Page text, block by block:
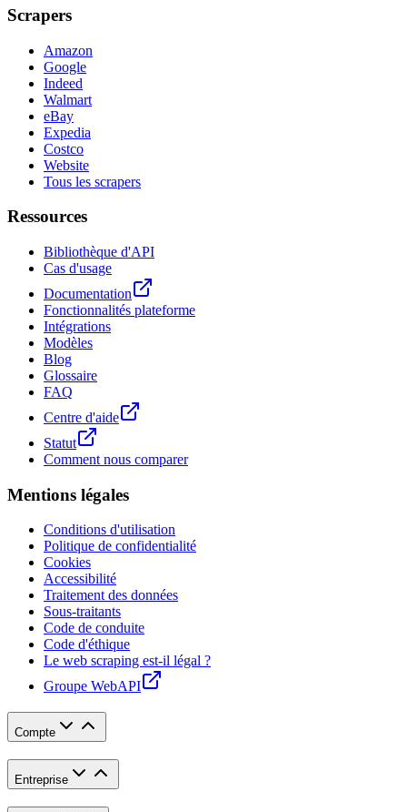
Scrapers
Amazon
Google
Indeed
Walmart
eBay
Expedia
Costco
Website
Tous les scrapers
Ressources
Bibliothèque d'API
Cas d'usage
Documentation
Fonctionnalités plateforme
Intégrations
Modèles
Blog
Glossaire
FAQ
Centre d'aide
Statut
Comment nous comparer
Mentions légales
Conditions d'utilisation
Politique de confidentialité
Cookies
Accessibilité
Traitement des données
Sous-traitants
Code de conduite
Code d'éthique
Le web scraping est-il légal ?
Groupe WebAPI
Compte
Entreprise